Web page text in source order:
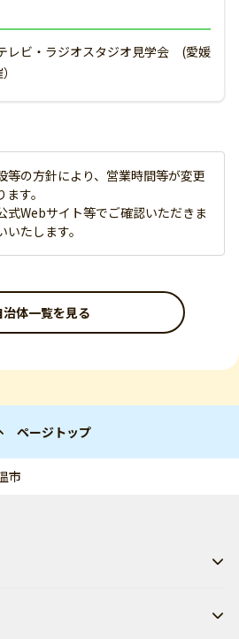
レビ・ラジオスタジオ見学会 (愛媛
等の方針により、営業時間等が変更
す。
式Webサイト等でご確認いただきま
たします。
治体一覧を見る
ページトップ
市